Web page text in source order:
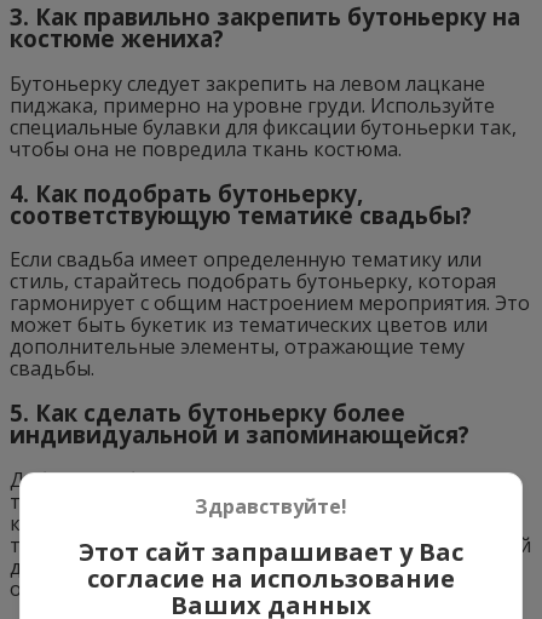
3. Как правильно закрепить бутоньерку на
костюме жениха?
Бутоньерку следует закрепить на левом лацкане
пиджака, примерно на уровне груди. Используйте
специальные булавки для фиксации бутоньерки так,
чтобы она не повредила ткань костюма.
4. Как подобрать бутоньерку,
соответствующую тематике свадьбы?
Если свадьба имеет определенную тематику или
стиль, старайтесь подобрать бутоньерку, которая
гармонирует с общим настроением мероприятия. Это
может быть букетик из тематических цветов или
дополнительные элементы, отражающие тему
свадьбы.
5. Как сделать бутоньерку более
индивидуальной и запоминающейся?
Добавьте к бутоньерке дополнительные элементы,
такие как ленты, бусы или миниатюрные аксессуары,
которые помогут выделить ее среди других. Можно
также выбрать нестандартные цветы или необычный
дизайн, чтобы сделать бутоньерку более
оригинальной."
Здравствуйте!
Этот сайт запрашивает у Вас
согласие на использование
Ваших данных